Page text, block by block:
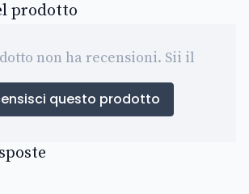
prodotto
non ha recensioni. Sii il
questo prodotto